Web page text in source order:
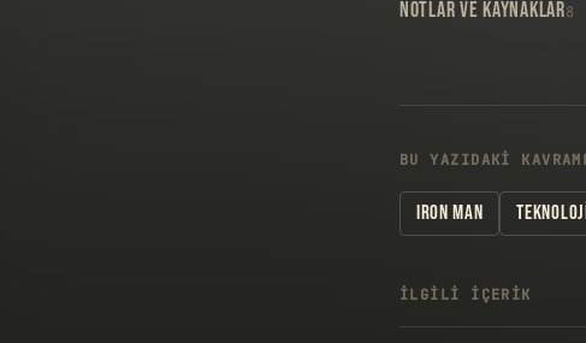
NOTLAR VE KAYNAKLAR8
BU YAZIDAKI
IRON MAN
İLGILI IÇERIK